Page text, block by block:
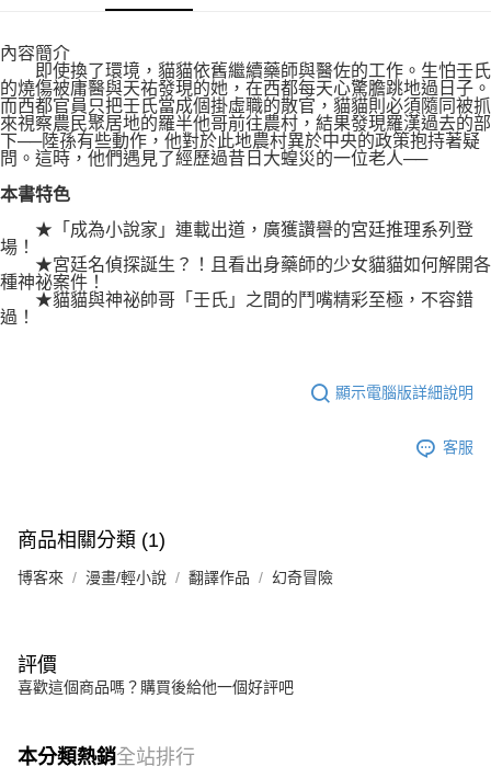
博客來商品配送方式
每筆NT$80，滿NT$1,000(含以上)免運費
內容簡介
即使換了環境，貓貓依舊繼續藥師與醫佐的工作。生怕壬氏
的燒傷被庸醫與天祐發現的她，在西都每天心驚膽跳地過日子。
而西都官員只把壬氏當成個掛虛職的散官，貓貓則必須隨同被抓
來視察農民聚居地的羅半他哥前往農村，結果發現羅漢過去的部
下──陸孫有些動作，他對於此地農村異於中央的政策抱持著疑
問。這時，他們遇見了經歷過昔日大蝗災的一位老人──
本書特色
★「成為小說家」連載出道，廣獲讚譽的宮廷推理系列登
場！
★宮廷名偵探誕生？！且看出身藥師的少女貓貓如何解開各
種神祕案件！
★貓貓與神祕帥哥「壬氏」之間的鬥嘴精彩至極，不容錯
過！
顯示電腦版詳細說明
客服
商品相關分類 (1)
博客來 漫畫/輕小說 翻譯作品 幻奇冒險
評價
喜歡這個商品嗎？購買後給他一個好評吧
本分類熱銷全站排行